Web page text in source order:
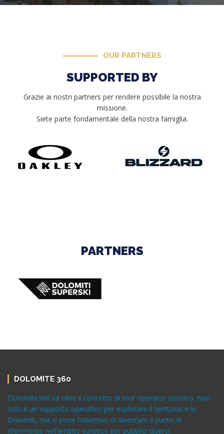
OUR PARTNERS
SUPPORTED BY
Grazie ai nostri partners per rendere possibile la nostra
missione.
Siete parte fondamentale della nostra famiglia.
PARTNERS
DOLOMITE 360
Dolomite360 va oltre il concetto di tour operator classico. Non
solo è un supporto operativo per esplorare il territorio e le
Dolomiti, ma si pone l’obiettivo di diventare il punto di
riferimento nell’ambito turistico per pubblici diversi.